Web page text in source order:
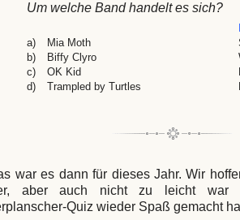
Um welche Band handelt es sich?
a)
Mia Moth
b)
Biffy Clyro
c)
OK Kid
d)
Trampled by Turtles
war es dann für dieses Jahr. Wir
aber auch nicht zu leicht war
Quiz wieder Spaß gemacht